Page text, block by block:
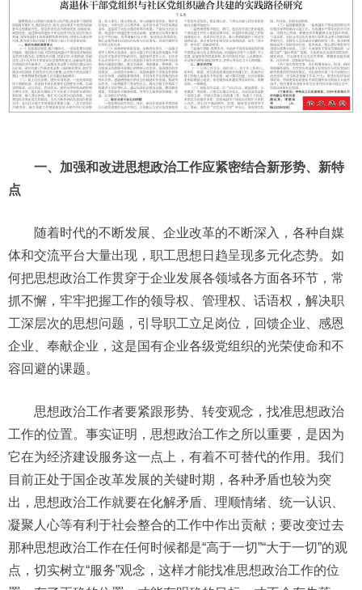
一、加强和改进思想政治工作应紧密结合新形势、新特
点
随着时代的不断发展、企业改革的不断深入，各种自媒
体和交流平台大量出现，职工思想日趋呈现多元化态势。如
何把思想政治工作贯穿于企业发展各领域各方面各环节，常
抓不懈，牢牢把握工作的领导权、管理权、话语权，解决职
工深层次的思想问题，引导职工立足岗位，回馈企业、感恩
企业、奉献企业，这是国有企业各级党组织的光荣使命和不
容回避的课题。
思想政治工作者要紧跟形势、转变观念，找准思想政治
工作的位置。事实证明，思想政治工作之所以重要，是因为
它在为经济建设服务这一点上，有着不可替代的作用。我们
目前正处于国企改革发展的关键时期，各种矛盾也较为突
出，思想政治工作就要在化解矛盾、理顺情绪、统一认识、
凝聚人心等有利于社会整合的工作中作出贡献；要改变过去
那种思想政治工作在任何时候都是“高于一切”“大于一切”的观
点，切实树立“服务”观念，这样才能找准思想政治工作的位